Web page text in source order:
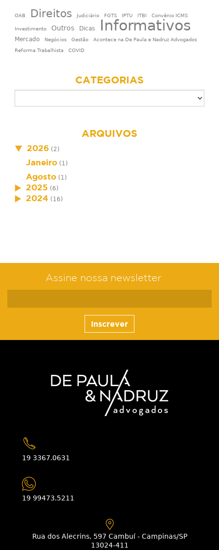
OAB Direitos Judiciário FGTS IPTU ITBI Convênio ICMS
Investimento Outros Dicas Informativos
Mercado Negócios Gestão
Acontece na De Paula e Nadruz Advogados
Reforma Trabalhista
COVID
CATEGORIAS
ARQUIVOS
2026 (2)
Janeiro (1)
Agosto (1)
2025 (6)
2024 (16)
Assine nossa newsletter
Inscrever
19 3367.0631
19 99473.5211
Rua dos Alecrins, 597 Cambuí - Campinas/SP
13024-411